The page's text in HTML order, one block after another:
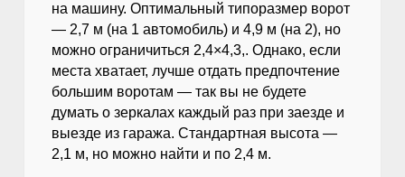
на машину. Оптимальный типоразмер ворот
— 2,7 м (на 1 автомобиль) и 4,9 м (на 2), но
можно ограничиться 2,4×4,3,. Однако, если
места хватает, лучше отдать предпочтение
большим воротам — так вы не будете
думать о зеркалах каждый раз при заезде и
выезде из гаража. Стандартная высота —
2,1 м, но можно найти и по 2,4 м.